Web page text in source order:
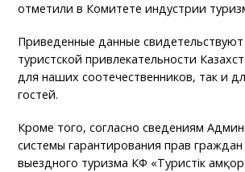
отметили в Комитете индустрии
Приведенные данные
туристской привлекательности
для наших соотечественников, так и
гостей.
Кроме того, согласно сведениям
системы гарантирования прав
выездного туризма КФ «Туристік